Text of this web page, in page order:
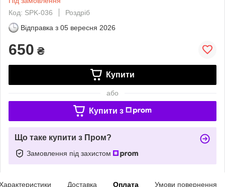
Код: SPK-036
Роздріб
Відправка з 05 вересня 2026
650 ₴
Купити
або
Купити з
Що таке купити з Пром?
Замовлення під захистом
Доставка Оплата Умови повернення